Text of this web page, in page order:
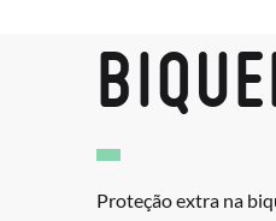
Proteção extra na